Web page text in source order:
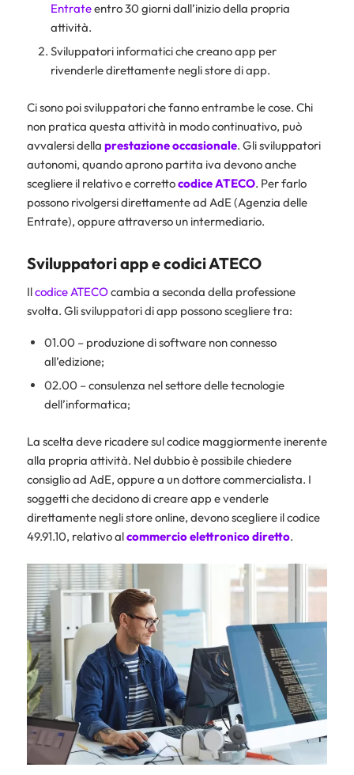
Entrateentro 30 giorni dall’inizio della propria
attività.
Sviluppatori informatici che creano app per
rivenderle direttamente negli store di app.
Ci sono poi sviluppatori che fanno entrambe le cose. Chi
non pratica questa attività in modo continuativo, può
avvalersi della prestazione occasionale. Gli sviluppatori
autonomi, quando aprono partita iva devono anche
scegliere il relativo e correttocodice ATECO. Per farlo
possono rivolgersi direttamente ad AdE (Agenzia delle
Entrate), oppure attraverso un intermediario.
Sviluppatori app e codici ATECO
Ilcodice ATECOcambia a seconda della professione
svolta. Gli sviluppatori di app possono scegliere tra:
01.00 – produzione di software non connesso
all’edizione;
02.00 – consulenza nel settore delle tecnologie
dell’informatica;
La scelta deve ricadere sul codice maggiormente inerente
alla propria attività. Nel dubbio è possibile chiedere
consiglio ad AdE, oppure a un dottore commercialista. I
soggetti che decidono di creare app e venderle
direttamente negli store online, devono scegliere il codice
49.91.10, relativo alcommercio elettronico diretto.